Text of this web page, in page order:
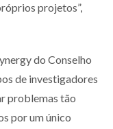
projetos”,
do Conselho
de investigadores
problemas tão
por um único